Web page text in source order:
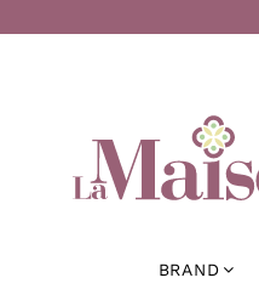
BRAND